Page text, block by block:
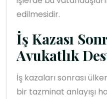
edilmesidir.
İş Kazası
Avukatlık
İş kazaları sonrası
bir tazminat anlayışı